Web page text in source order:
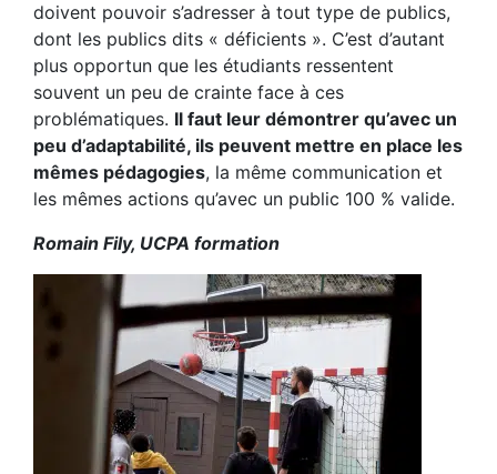
doivent pouvoir s’adresser à tout type de publics,
dont les publics dits « déficients ». C’est d’autant
plus opportun que les étudiants ressentent
souvent un peu de crainte face à ces
problématiques. Il faut leur démontrer qu’avec un
peu d’adaptabilité, ils peuvent mettre en place les
mêmes pédagogies, la même communication et
les mêmes actions qu’avec un public 100 % valide.
Romain Fily, UCPA formation